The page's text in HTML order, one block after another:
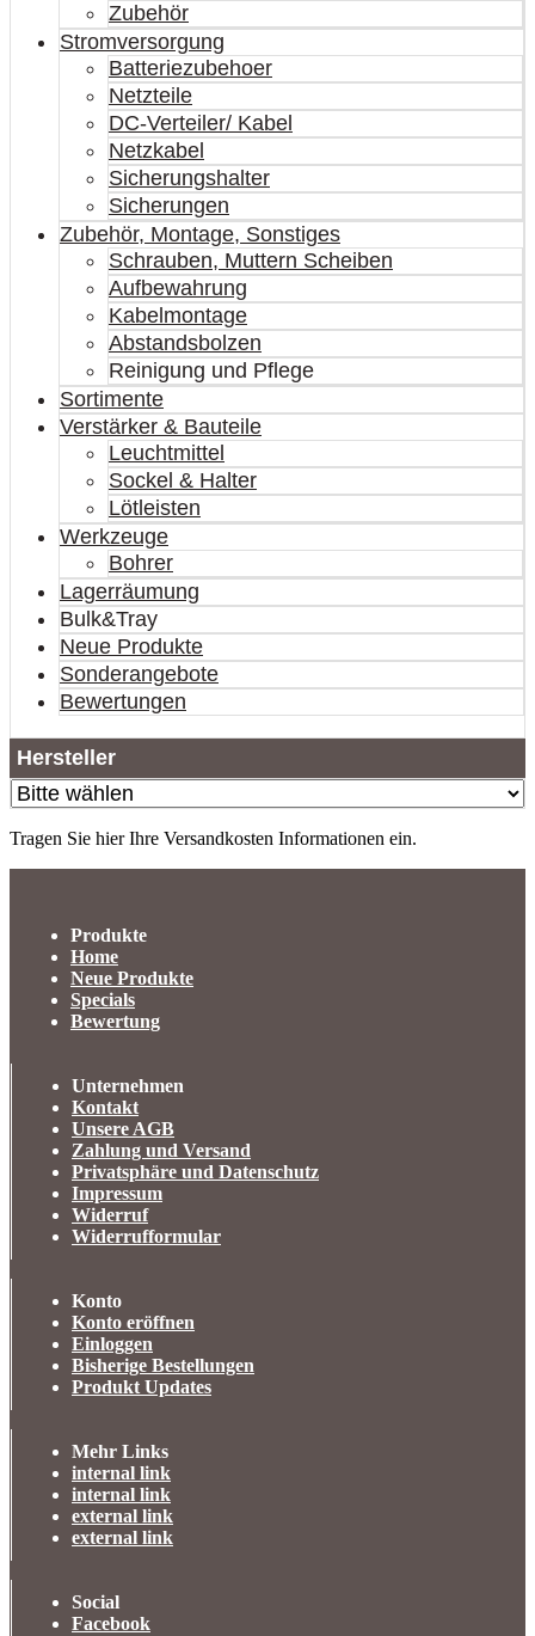
Zubehör
Stromversorgung
Batteriezubehoer
Netzteile
DC-Verteiler/ Kabel
Netzkabel
Sicherungshalter
Sicherungen
Zubehör, Montage, Sonstiges
Schrauben, Muttern Scheiben
Aufbewahrung
Kabelmontage
Abstandsbolzen
Reinigung und Pflege
Sortimente
Verstärker & Bauteile
Leuchtmittel
Sockel & Halter
Lötleisten
Werkzeuge
Bohrer
Lagerräumung
Bulk&Tray
Neue Produkte
Sonderangebote
Bewertungen
Hersteller
Tragen Sie hier Ihre Versandkosten Informationen ein.
Produkte
Home
Neue Produkte
Specials
Bewertung
Unternehmen
Kontakt
Unsere AGB
Zahlung und Versand
Privatsphäre und Datenschutz
Impressum
Widerruf
Widerrufformular
Konto
Konto eröffnen
Einloggen
Bisherige Bestellungen
Produkt Updates
Mehr Links
internal link
internal link
external link
external link
Social
Facebook